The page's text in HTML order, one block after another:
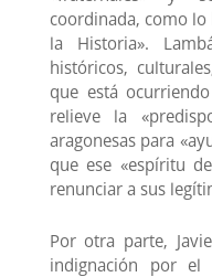
coordinada, como lo
la Historia».
históricos,
que está
relieve la
aragonesas para
que ese «espíritu
renunciar a sus
Por otra parte,
indignación por